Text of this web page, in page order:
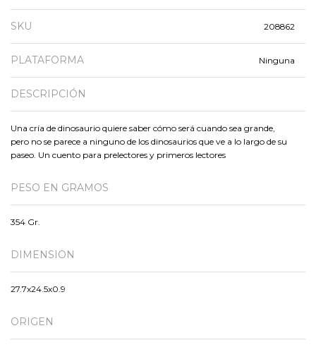
SKU 208862
PLATAFORMA Ninguna
DESCRIPCIÓN
Una cría de dinosaurio quiere saber cómo será cuando sea grande,
pero no se parece a ninguno de los dinosaurios que ve a lo largo de su
paseo. Un cuento para prelectores y primeros lectores
PESO EN GRAMOS
354 Gr.
DIMENSION
27.7x24.5x0.9
ORIGEN